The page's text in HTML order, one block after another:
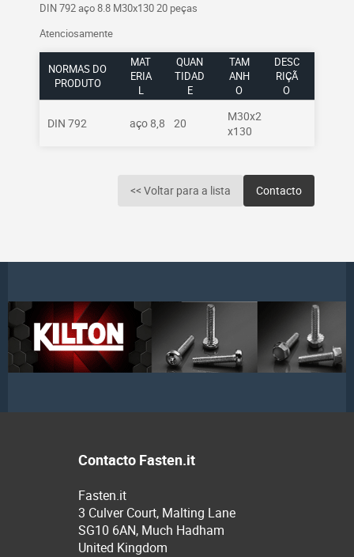
DIN 792 aço 8.8 M30x130 20 peças
Atenciosamente
NORMAS DO
PRODUTO
MAT
ERIA
L
QUAN
TIDAD
E
TAM
ANH
O
DESC
RIÇÃ
O
DIN 792 aço 8,8 20
M30x2
x130
<< Voltar para a lista Contacto
Contacto Fasten.it
Fasten.it
3 Culver Court, Malting Lane
SG10 6AN, Much Hadham
United Kingdom